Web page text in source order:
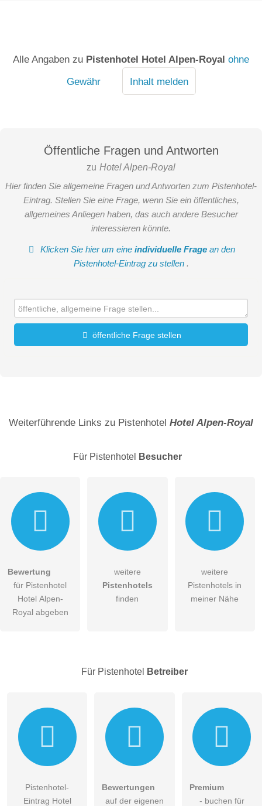
Alle Angaben zu Pistenhotel Hotel Alpen-Royal ohne
Gewähr
Inhalt melden
Öffentliche Fragen und Antworten
zu Hotel Alpen-Royal
Hier finden Sie allgemeine Fragen und Antworten zum Pistenhotel-
Eintrag. Stellen Sie eine Frage, wenn Sie ein öffentliches,
allgemeines Anliegen haben, das auch andere Besucher
interessieren könnte.
Klicken Sie hier um eineindividuelle Frage an den
Pistenhotel-Eintrag zu stellen .
öffentliche Frage stellen
E-Mail-Adresse (wird nicht veröffentlicht)
Hiermit akzeptiere ich dieAGB
DieDatenschutzerklärung habe ich zur Kenntnis genommen.
Besucher sichtbar.
Weiterführende Links zu Pistenhotel Hotel Alpen-Royal
Für Pistenhotel Besucher
Bewertung
für Pistenhotel
Hotel Alpen-
Royal abgeben
weitere
Pistenhotels
finden
weitere
Pistenhotels in
meiner Nähe
Für Pistenhotel Betreiber
Pistenhotel-
Eintrag Hotel
Bewertungen
auf der eigenen
Premium
- buchen für